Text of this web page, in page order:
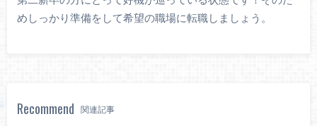
めしっかり準備をして希望の職場に転職しましょう。
Recommend 関連記事